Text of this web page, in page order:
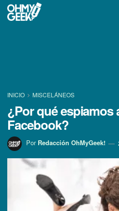
INICIO MISCELÁNEOS
¿Por qué espiamos
Facebook?
Por Redacción OhMyGeek!